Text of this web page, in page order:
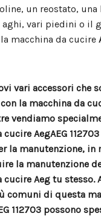
un reostato, una
aghi, vari piedini o il
macchina da cucire
vari accessori che
la macchina da
vendiamo
AegAEG
la manutenzione, in
la manutenzione
cucire Aeg tu stesso.
comuni di questa
112703 possono